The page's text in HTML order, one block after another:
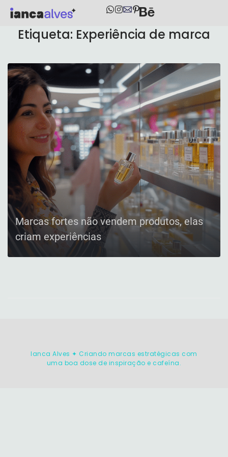
Etiqueta: Experiência de marca
Marcas fortes não vendem produtos, elas
criam experiências
CONFIRA
Ianca Alves ✦ Criando marcas estratégicas com
uma boa dose de inspiração e cafeína.